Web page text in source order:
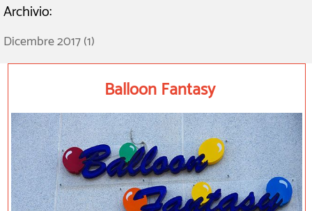
Archivio:
Dicembre 2017 (1)
Balloon Fantasy